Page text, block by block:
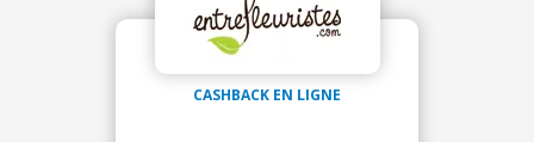
CASHBACK EN LIGNE